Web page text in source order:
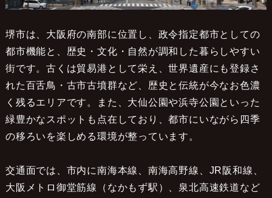
堺市は、大阪府の南部に位置し、政令指定都市としての
都市機能と、歴史・文化・自然が調和した暮らしやすい
街です。古くは貿易港として栄え、世界遺産にも登録さ
れた百舌鳥・古市古墳群など、歴史と伝統が今なお色濃
く残るエリアです。また、大仙公園や浜寺公園といった
緑豊かなスポットも点在しており、都市にいながら四季
の移ろいを楽しめる環境が整っています。
交通面では、市内に南海本線、南海高野線、JR阪和線、
大阪メトロ御堂筋線（なかもず駅）、泉北高速鉄道など